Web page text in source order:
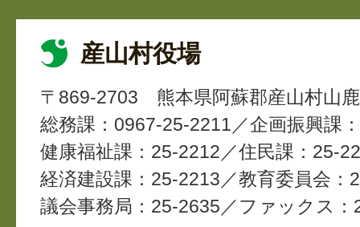
産山村役場
〒869-2703
熊本県阿蘇郡産山村山
総務課：0967-25-2211
企画振興課
健康福祉課：25-2212
住民課：25-
経済建設課：25-2213
教育委員会：
議会事務局：25-2635
ファックス：